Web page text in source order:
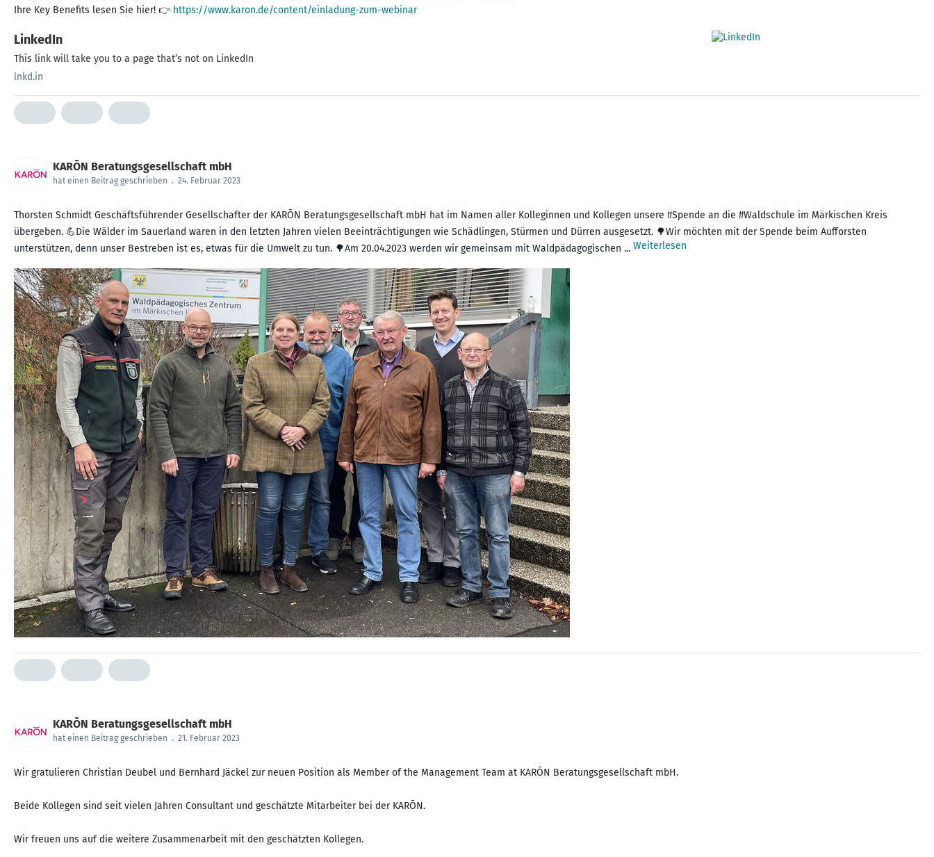
Ihre Key Benefits lesen Sie hier! 👉 https://www.karon.de/content/einladung-zum-webinar
LinkedIn
This link will take you to a page that’s not on LinkedIn
lnkd.in
KARŌN Beratungsgesellschaft mbH
hat einen Beitrag geschrieben . 24. Februar 2023
Thorsten Schmidt Geschäftsführender Gesellschafter der KARŌN Beratungsgesellschaft mbH hat im Namen aller Kolleginnen und Kollegen unsere #Spende an die #Waldschule im Märkischen Kreis
übergeben. 💪Die Wälder im Sauerland waren in den letzten Jahren vielen Beeinträchtigungen wie Schädlingen, Stürmen und Dürren ausgesetzt. 🌳Wir möchten mit der Spende beim Aufforsten
unterstützen, denn unser Bestreben ist es, etwas für die Umwelt zu tun. 🌳Am 20.04.2023 werden wir gemeinsam mit Waldpädagogischen ... Weiterlesen
KARŌN Beratungsgesellschaft mbH
hat einen Beitrag geschrieben . 21. Februar 2023
Wir gratulieren Christian Deubel und Bernhard Jäckel zur neuen Position als Member of the Management Team at KARŌN Beratungsgesellschaft mbH.
Beide Kollegen sind seit vielen Jahren Consultant und geschätzte Mitarbeiter bei der KARŌN.
Wir freuen uns auf die weitere Zusammenarbeit mit den geschätzten Kollegen.